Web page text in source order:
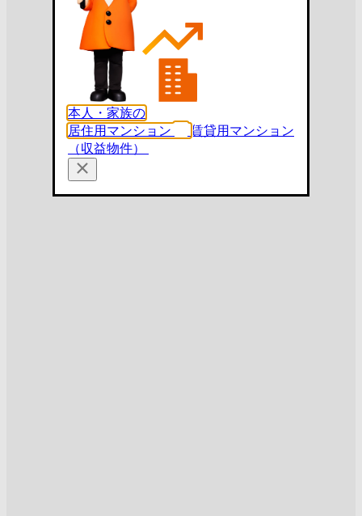
本人・家族の
居住用マンション
賃貸用マンション
（収益物件）